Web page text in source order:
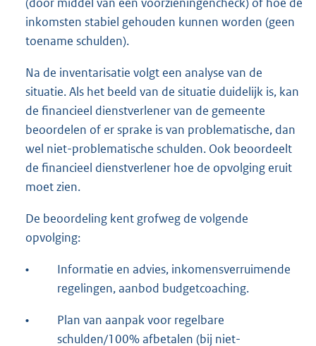
inkomsten stabiel gehouden kunnen worden (geen
toename schulden).
Na de inventarisatie volgt een analyse van de
situatie. Als het beeld van de situatie duidelijk is, kan
de financieel dienstverlener van de gemeente
beoordelen of er sprake is van problematische, dan
wel niet-problematische schulden. Ook beoordeelt
de financieel dienstverlener hoe de opvolging eruit
moet zien.
De beoordeling kent grofweg de volgende
opvolging:
•
Informatie en advies, inkomensverruimende
regelingen, aanbod budgetcoaching.
•
Plan van aanpak voor regelbare
schulden/100% afbetalen (bij niet-